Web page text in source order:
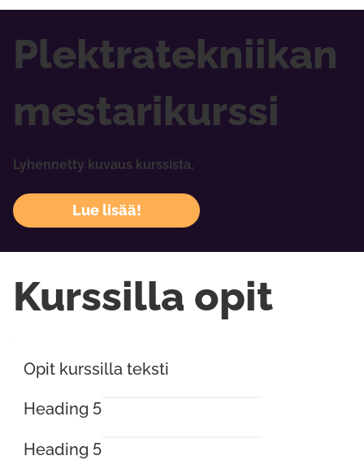
Plektratekniikan
mestarikurssi
Lyhennetty kuvaus kurssista.
Lue lisää!
Kurssilla opit
Opit kurssilla teksti
Heading 5
Heading 5